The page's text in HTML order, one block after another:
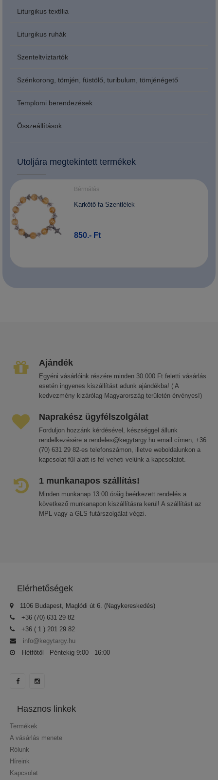
Liturgikus textília
Liturgikus ruhák
Szenteltvíztartók
Szénkorong, tömjén, füstölő, turibulum, tömjénégető
Templomi berendezések
Összeállítások
Utoljára megtekintett termékek
Bérmálás
Karkötő fa Szentlélek
850.- Ft
Ajándék
Egyéni vásárlóink részére minden 30.000 Ft feletti vásárlás
esetén ingyenes kiszállítást adunk ajándékba! ( A
kedvezmény kizárólag Magyarország területén érvényes!)
Naprakész ügyfélszolgálat
Forduljon hozzánk kérdésével, készséggel állunk
rendelkezésére a rendeles@kegytargy.hu email címen, +36
(70) 631 29 82-es telefonszámon, illetve weboldalunkon a
kapcsolat fül alatt is fel veheti velünk a kapcsolatot.
1 munkanapos szállítás!
Minden munkanap 13:00 óráig beérkezett rendelés a
következő munkanapon kiszállításra kerül! A szállítást az
MPL vagy a GLS futárszolgálat végzi.
Elérhetőségek
1106 Budapest, Maglódi út 6. (Nagykereskedés)
+36 (70) 631 29 82
+36 ( 1 ) 201 29 82
info@kegytargy.hu
Hétfőtől - Péntekig 9:00 - 16:00
Hasznos linkek
Termékek
A vásárlás menete
Rólunk
Híreink
Kapcsolat